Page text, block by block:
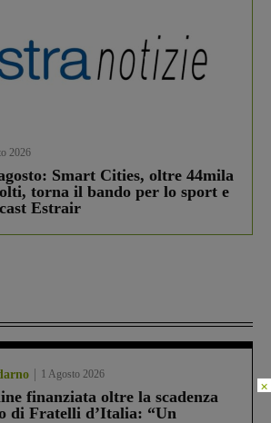
2026
Smart Cities, oltre 44mila
torna il bando per lo sport e
Estrair
1 Agosto 2026
finanziata oltre la scadenza
di Fratelli d’Italia: “Un
×